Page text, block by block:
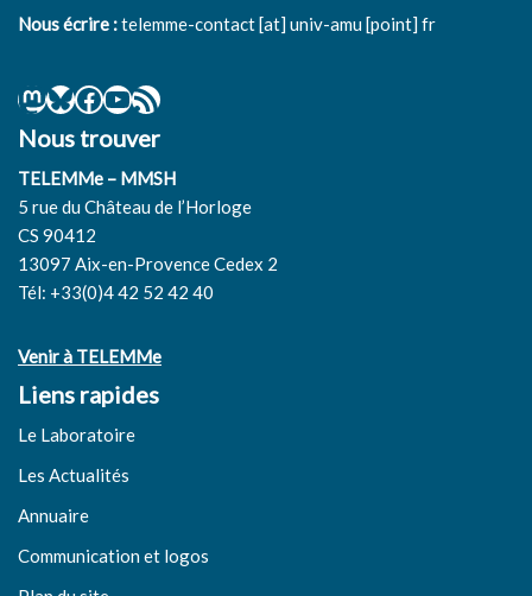
Nous écrire :telemme-contact [at] univ-amu [point] fr
Nous trouver
TELEMMe – MMSH
5 rue du Château de l’Horloge
CS 90412
13097 Aix-en-Provence Cedex 2
Tél: +33(0)4 42 52 42 40
Venir à TELEMMe
Liens rapides
Le Laboratoire
Les Actualités
Annuaire
Communication et logos